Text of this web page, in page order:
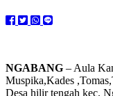
NGABANG – Aula
Muspika,Kades
Desa hilir tengah kec.